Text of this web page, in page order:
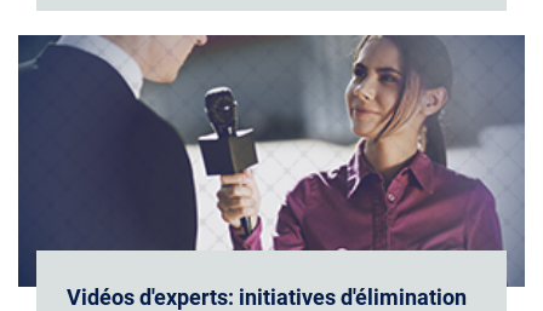
Vidéos d'experts: initiatives d'élimination